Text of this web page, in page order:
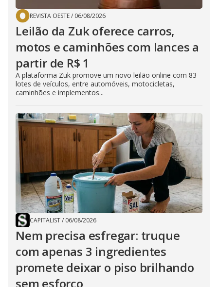
REVISTA OESTE/ 06/08/2026
Leilão da Zuk oferece carros,
motos e caminhões com lances a
partir de R$ 1
A plataforma Zuk promove um novo leilão online com 83
lotes de veículos, entre automóveis, motocicletas,
caminhões e implementos...
CAPITALIST/ 06/08/2026
Nem precisa esfregar: truque
com apenas 3 ingredientes
promete deixar o piso brilhando
sem esforço